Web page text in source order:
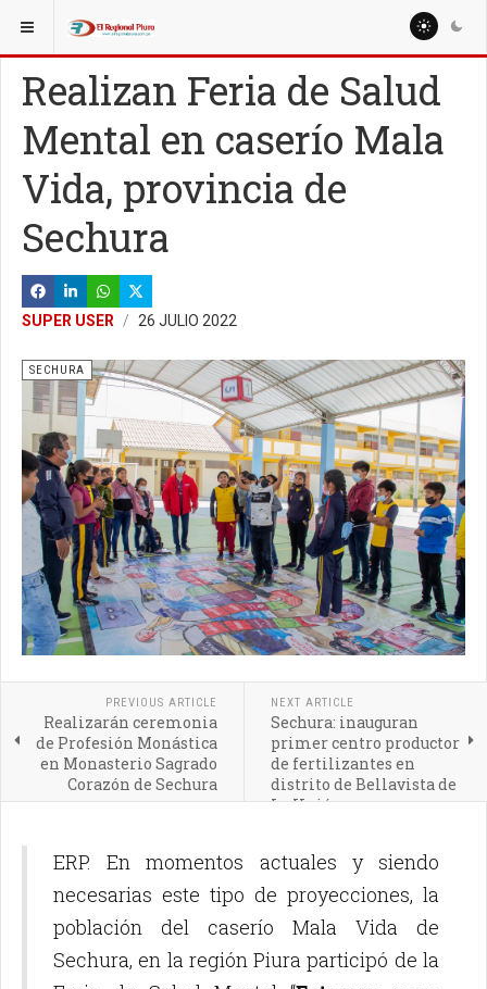
ESTÁ AQUÍ: REGIÓN PIURA
Realizan Feria de Salud
Mental en caserío Mala
Vida, provincia de
Sechura
SUPER USER 26 JULIO 2022
SECHURA
PREVIOUS ARTICLE
Realizarán ceremonia
de Profesión Monástica
en Monasterio Sagrado
Corazón de Sechura
NEXT ARTICLE
Sechura: inauguran
primer centro productor
de fertilizantes en
distrito de Bellavista de
La Unión
ERP. En momentos actuales y siendo
necesarias este tipo de proyecciones, la
población del caserío Mala Vida de
Sechura, en la región Piura participó de la